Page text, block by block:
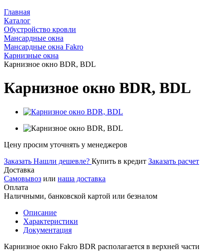
Главная
Каталог
Обустройство кровли
Мансардные окна
Мансардные окна Fakro
Карнизные окна
Карнизное окно BDR, BDL
Карнизное окно BDR, BDL
Цену просим уточнять у менеджеров
Заказать Нашли дешевле? Купить в кредит Заказать расчет
Доставка
Самовывоз или наша доставка
Оплата
Наличными, банковской картой или безналом
Описание
Характеристики
Документация
Карнизное окно Fakro BDR располагается в верхней части